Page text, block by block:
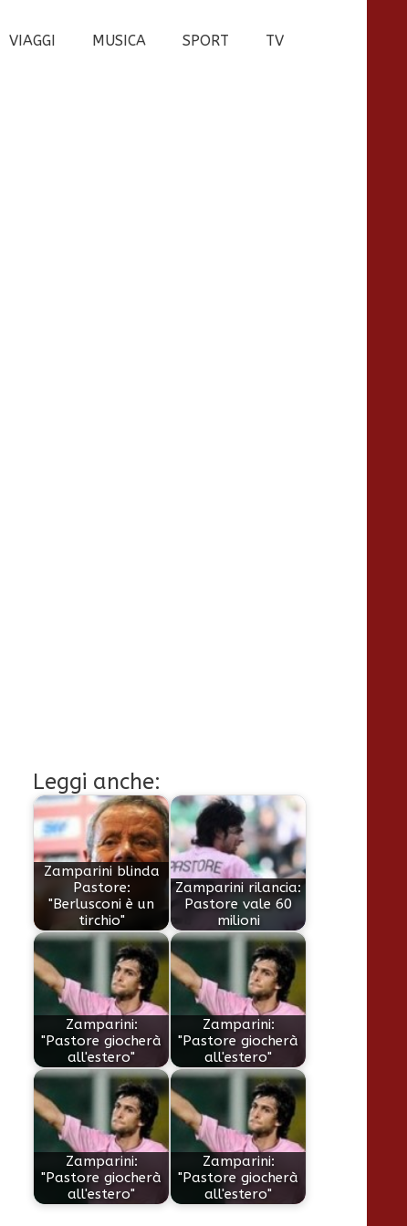
VIAGGI MUSICA SPORT TV
Leggi anche:
Zamparini blinda
Pastore:
"Berlusconi è un
tirchio"
Zamparini rilancia:
Pastore vale 60
milioni
Zamparini:
"Pastore giocherà
all'estero"
Zamparini:
"Pastore giocherà
all'estero"
Zamparini:
"Pastore giocherà
all'estero"
Zamparini:
"Pastore giocherà
all'estero"